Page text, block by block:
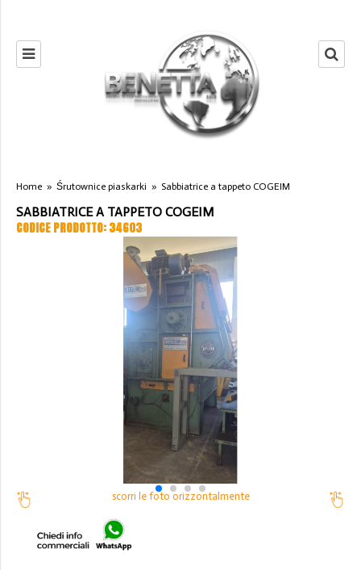
Home » Śrutownice piaskarki » Sabbiatrice a tappeto COGEIM
SABBIATRICE A TAPPETO COGEIM
CODICE PRODOTTO: 34603
scorri le foto orizzontalmente